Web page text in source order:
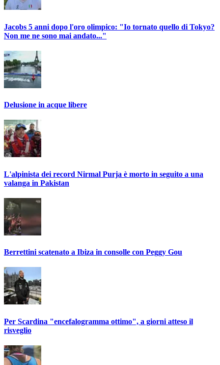
Jacobs 5 anni dopo l'oro olimpico: "Io tornato quello di Tokyo?
Non me ne sono mai andato..."
Delusione in acque libere
L'alpinista dei record Nirmal Purja è morto in seguito a una
valanga in Pakistan
Berrettini scatenato a Ibiza in consolle con Peggy Gou
Per Scardina "encefalogramma ottimo", a giorni atteso il
risveglio